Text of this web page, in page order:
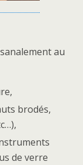
au
brodés,
de verre